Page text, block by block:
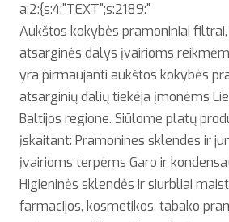
a:2:{s:4:"TEXT";s:2189:"
Aukštos kokybės pramoniniai
atsarginės dalys įvairioms
yra pirmaujanti aukštos kokybės
atsarginių dalių tiekėja įmonėms
Baltijos regione. Siūlome platų
įskaitant: Pramonines sklendes ir
įvairioms terpėms Garo ir
Higieninės sklendės ir siurbliai
farmacijos, kosmetikos, tabako